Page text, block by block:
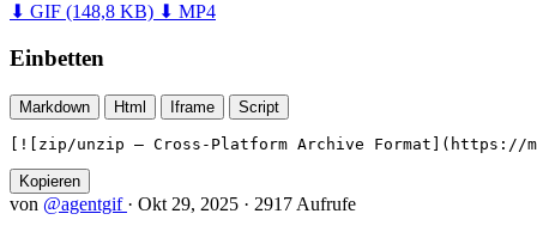
⬇ GIF (148,8 KB) ⬇ MP4
Einbetten
Markdown Html Iframe Script
[![zip/unzip — Cross-Platform Archive Format](https://
Kopieren
von @agentgif · Okt 29, 2025 · 2917 Aufrufe